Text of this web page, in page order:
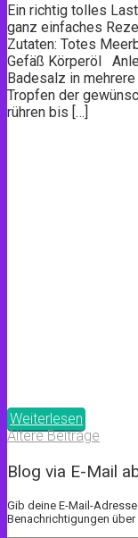
Ein richtig tolles
ganz einfaches
Zutaten: Totes
Gefäß Körperöl
Badesalz in
Tropfen der
rühren bis […]
Weiterlesen
Ältere Beiträge
Blog via E-Mail
Gib deine E-Mail-
Benachrichtigungen über